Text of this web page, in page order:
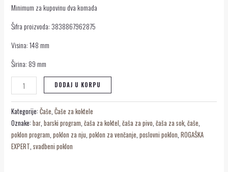
Minimum za kupovinu dva komada
Šifra proizvoda: 3838867962875
Visina: 148 mm
Širina: 89 mm
DODAJ U KORPU
Kategorije: Čaše Čaše za koktele
Oznake: bar, barski program čaša za koktel čaša za pivo čaša za sok, čaše
poklon program poklon za nju poklon za venčanje poslovni poklon ROGAŠKA
EXPERT svadbeni poklon